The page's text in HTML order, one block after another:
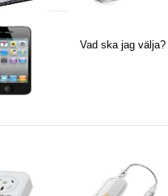
Vad ska jag välja?